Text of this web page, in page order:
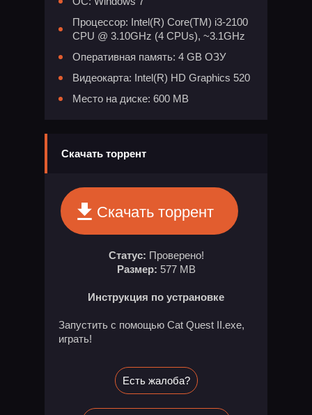
Процессор: Intel(R) Core(TM) i3-2100
CPU @ 3.10GHz (4 CPUs), ~3.1GHz
Оперативная память: 4 GB ОЗУ
Видеокарта: Intel(R) HD Graphics 520
Место на диске: 600 MB
Скачать торрент
Скачать торрент
Статус: Проверено!
Размер: 577 MB
Инструкция по устрановке
Запустить с помощью Cat Quest II.exe,
играть!
Есть жалоба?